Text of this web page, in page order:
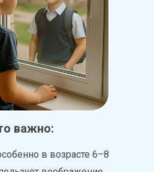
важно:
в возрасте 6–8